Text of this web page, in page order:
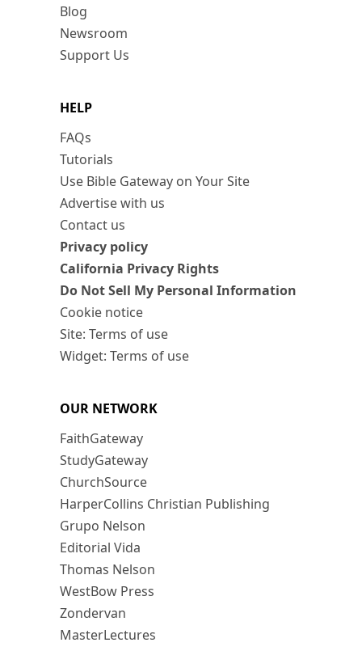
Blog
Newsroom
Support Us
HELP
FAQs
Tutorials
Use Bible Gateway on Your Site
Advertise with us
Contact us
Privacy policy
California Privacy Rights
Do Not Sell My Personal Information
Cookie notice
Site: Terms of use
Widget: Terms of use
OUR NETWORK
FaithGateway
StudyGateway
ChurchSource
HarperCollins Christian Publishing
Grupo Nelson
Editorial Vida
Thomas Nelson
WestBow Press
Zondervan
MasterLectures